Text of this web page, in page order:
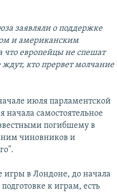
заявляли о поддержке
и американским
европейцы не спешат
ждут, кто прервет молчание
июля парламентской
начала самостоятельное
погибшему в
чиновников и
в Лондоне, до начала
к играм, есть